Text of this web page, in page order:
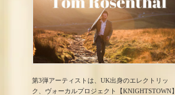
第3弾アーティストは、UK出身のエレクトリッ
ク、ヴォーカルプロジェクト【KNIGHTSTOWN】